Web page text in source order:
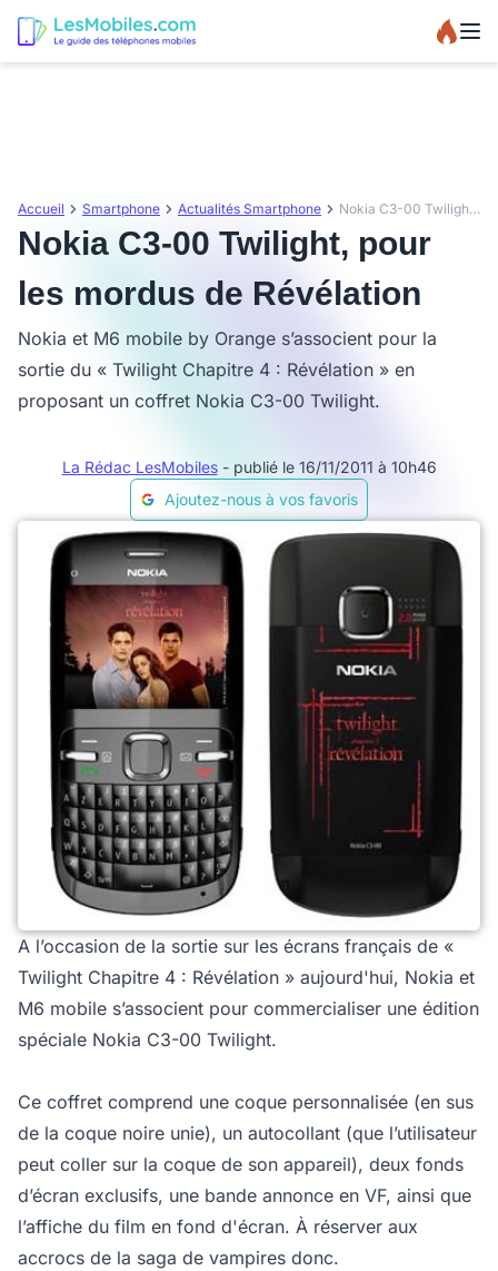
Accueil Smartphone Actualités Smartphone Nokia C3-00 Twilight, pour les mordus de Révélation
Nokia C3-00 Twilight, pour
les mordus de Révélation
Nokia et M6 mobile by Orange s’associent pour la
sortie du « Twilight Chapitre 4 : Révélation » en
proposant un coffret Nokia C3-00 Twilight.
La Rédac LesMobiles - publié le 16/11/2011 à 10h46
Ajoutez-nous à vos favoris
A l’occasion de la sortie sur les écrans français de «
Twilight Chapitre 4 : Révélation » aujourd'hui, Nokia et
M6 mobile s’associent pour commercialiser une édition
spéciale Nokia C3-00 Twilight.
Ce coffret comprend une coque personnalisée (en sus
de la coque noire unie), un autocollant (que l’utilisateur
peut coller sur la coque de son appareil), deux fonds
d’écran exclusifs, une bande annonce en VF, ainsi que
l’affiche du film en fond d'écran. À réserver aux
accrocs de la saga de vampires donc.